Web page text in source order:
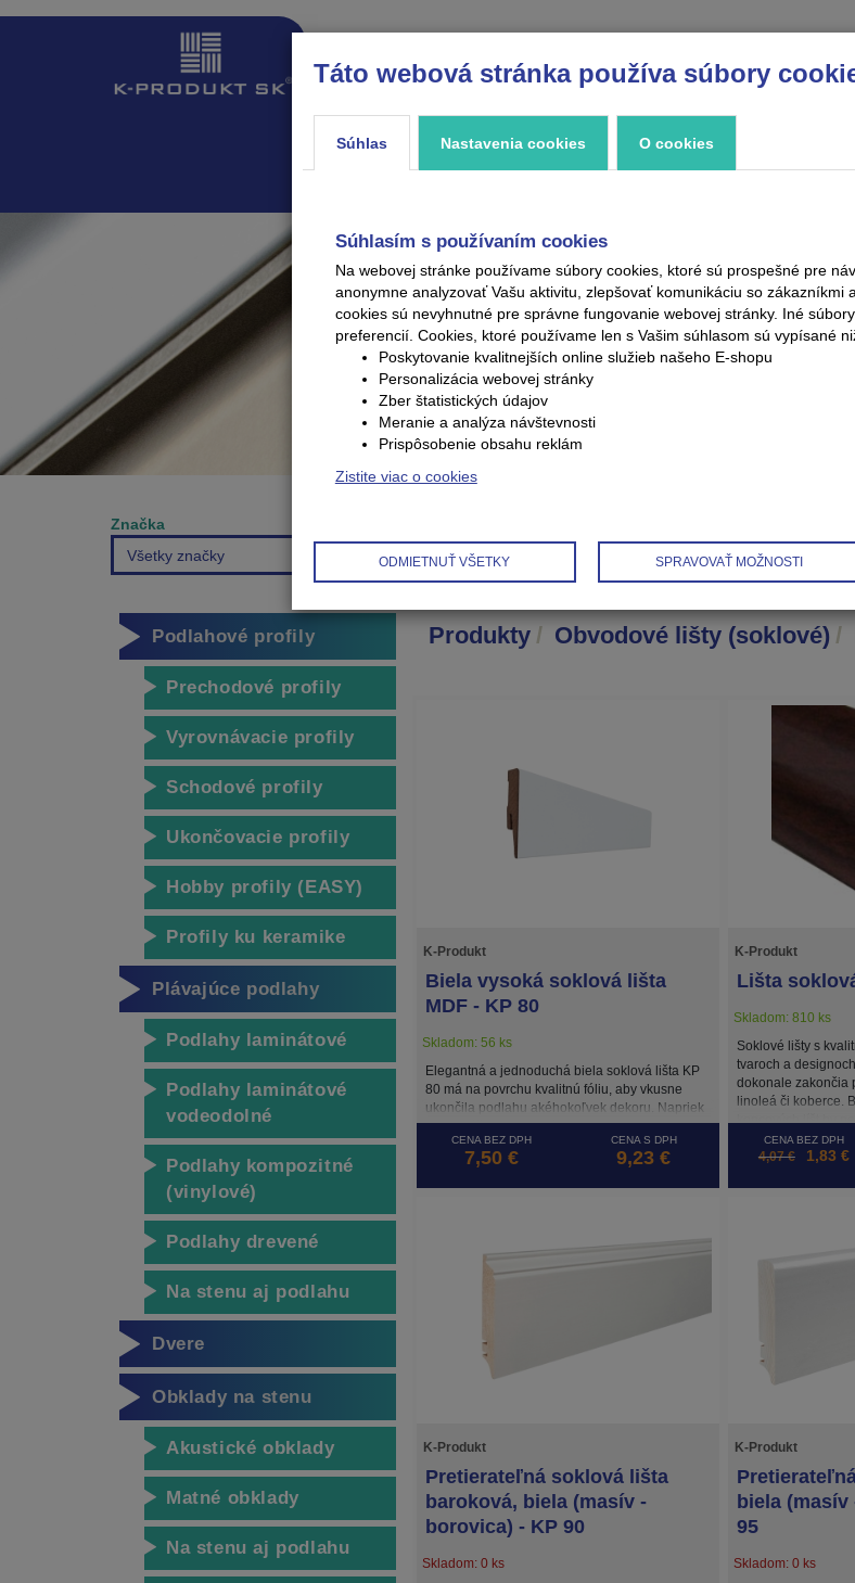
ZAUJÍMAVOSTI
Značka
Všetky značky
Podlahové profily
Prechodové profily
Vyrovnávacie profily
Schodové profily
Ukončovacie profily
Hobby profily (EASY)
Profily ku keramike
Plávajúce podlahy
Podlahy laminátové
Podlahy laminátové
vodeodolné
Podlahy kompozitné
(vinylové)
Podlahy drevené
Na stenu aj podlahu
Dvere
Obklady na stenu
Akustické obklady
Matné obklady
Na stenu aj podlahu
Produkty Obvodové lišty (soklové)
K-Produkt
Biela vysoká soklová lišta
MDF - KP 80
Skladom: 56 ks
Elegantná a jednoduchá biela soklová lišta KP
80 má na povrchu kvalitnú fóliu, aby vkusne
ukončila podlahu akéhokoľvek dekoru. Napriek
svojej výške a kvalitnému prevedeniu
povrchovej úpravy je cenovo dostupná.
CENA BEZ DPH
7,50 €
CENA S DPH
9,23 €
K-Produkt
Lišta
Skladom: 810 ks
Soklové lišty s
tvaroch a
dokonale zakončia
linoleá či koberce.
stopercentná.
CENA BEZ DPH
4,07 € 1,83 €
K-Produkt
Pretierateľná soklová lišta
baroková, biela (masív -
borovica) - KP 90
Skladom: 0 ks
K-Produkt
biela
95
Skladom: 0 ks
Táto webová stránka používa súbory
Súhlas Nastavenia cookies O cookies
Súhlasím s používaním cookies
Na webovej stránke používame súbory cookies, ktoré sú prospešné pre
anonymne analyzovať Vašu aktivitu, zlepšovať komunikáciu so zákazníkmi
cookies sú nevyhnutné pre správne fungovanie webovej stránky. Iné
preferencií. Cookies, ktoré používame len s Vašim súhlasom sú vypísané
Poskytovanie kvalitnejších online služieb našeho E-shopu
Personalizácia webovej stránky
Zber štatistických údajov
Meranie a analýza návštevnosti
Prispôsobenie obsahu reklám
Zistite viac o cookies
ODMIETNUŤ VŠETKY SPRAVOVAŤ MOŽNOSTI